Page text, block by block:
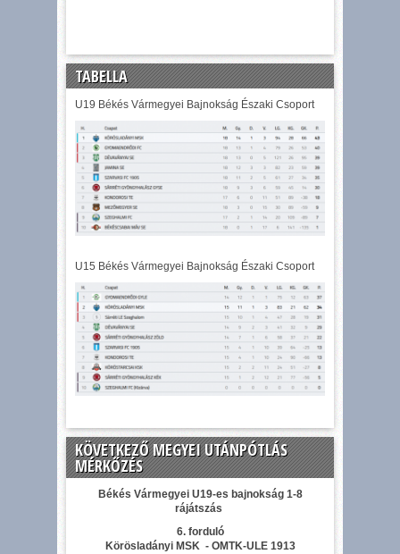
TABELLA
U19 Békés Vármegyei Bajnokság Északi Csoport
U15 Békés Vármegyei Bajnokság Északi Csoport
KÖVETKEZŐ MEGYEI UTÁNPÓTLÁS
MÉRKŐZÉS
Békés Vármegyei U19-es bajnokság 1-8
rájátszás
6. forduló
Körösladányi MSK - OMTK-ULE 1913